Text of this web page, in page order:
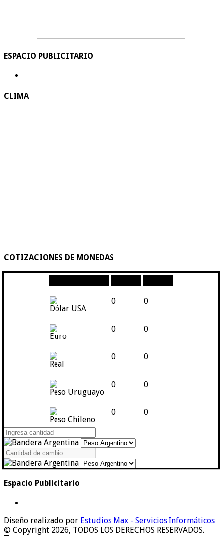
ESPACIO PUBLICITARIO
CLIMA
COTIZACIONES DE MONEDAS
Dólar USA
0 0
Euro
0 0
Real
0 0
Peso Uruguayo
0 0
Peso Chileno
0 0
Espacio Publicitario
Diseño realizado por Estudios Max - Servicios Informáticos
© Copyright 2026, TODOS LOS DERECHOS RESERVADOS.